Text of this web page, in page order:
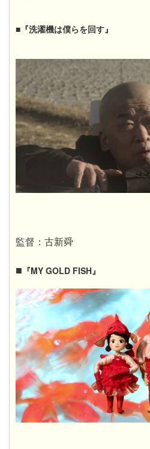
■『洗濯機は僕らを回す』
監督：古新舜
■ 『MY GOLD FISH』